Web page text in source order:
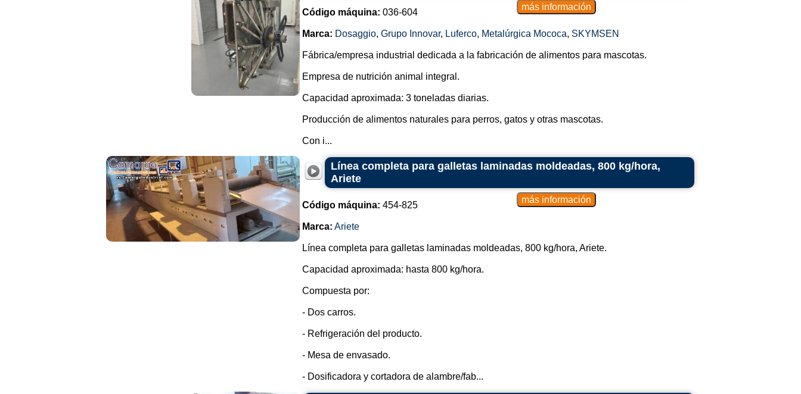
tamaños de amasadoras, proporcionando adaptabilidad a la producción.
Tipos comunes de carros mezcladores de masa industriales:
la batidora.
Carro de plataforma:
Una plataforma sólida donde se coloca la amasadora, facilitando el transporte
Carro con Rejilla:
se extienda durante el transporte.
Carro inclinable:
Diseñado para transportar la masa fermentada hasta la zona de
Equipado con cajones o bandejas que se pueden utilizar para almacenar
Código máquina: 036-604
Marca: Dosaggio, Grupo Innovar, Luferco, Metalúrgica Mococa, SKYMSEN
Fábrica/empresa industrial dedicada a la fabricación de alimentos para mascotas.
Empresa de nutrición animal integral.
Capacidad aproximada: 3 toneladas diarias.
Producción de alimentos naturales para perros, gatos y otras mascotas.
Con i...
Línea completa para galletas laminadas moldeadas, 800 kg/hora,
Ariete
Código máquina: 454-825
Marca: Ariete
Línea completa para galletas laminadas moldeadas, 800 kg/hora, Ariete.
Capacidad aproximada: hasta 800 kg/hora.
Compuesta por:
- Dos carros.
- Refrigeración del producto.
- Mesa de envasado.
- Dosificadora y cortadora de alambre/fab...